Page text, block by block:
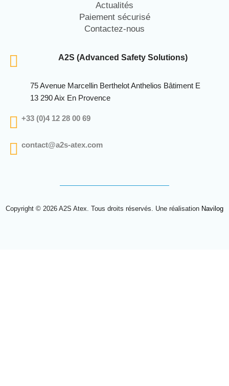
Actualités
Paiement sécurisé
Contactez-nous
A2S (Advanced Safety Solutions)
75 Avenue Marcellin Berthelot Anthelios Bâtiment E
13 290 Aix En Provence
+33 (0)4 12 28 00 69
contact@a2s-atex.com
Copyright © 2026 A2S Atex. Tous droits réservés. Une réalisation Navilog